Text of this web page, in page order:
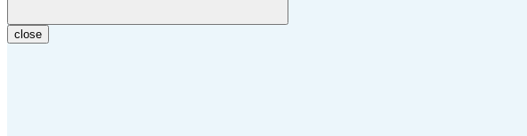
close